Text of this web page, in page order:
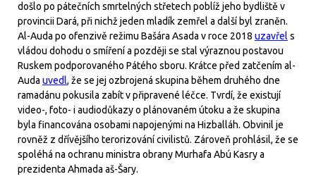
došlo po pátečních smrtelných střetech poblíž jeho bydliště v
provincii Dará, při nichž jeden mladík zemřel a další byl zraněn.
Al-Auda po ofenzivě režimu Bašára Asada v roce 2018 uzavřel s
vládou dohodu o smíření a později se stal výraznou postavou
Ruskem podporovaného Pátého sboru. Krátce před zatčením al-
Auda uvedl, že se jej ozbrojená skupina během druhého dne
ramadánu pokusila zabít v připravené léčce. Tvrdí, že existují
video-, foto- i audiodůkazy o plánovaném útoku a že skupina
byla financována osobami napojenými na Hizballáh. Obvinil je
rovněž z dřívějšího terorizování civilistů. Zároveň prohlásil, že se
spoléhá na ochranu ministra obrany Murhafa Abú Kasry a
prezidenta Ahmada aš-Šary.